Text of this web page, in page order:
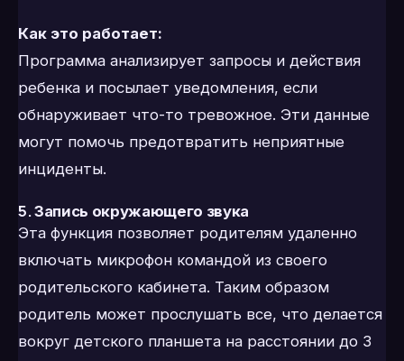
Как это работает:
Программа анализирует запросы и действия
ребенка и посылает уведомления, если
обнаруживает что-то тревожное. Эти данные
могут помочь предотвратить неприятные
инциденты.
5.Запись окружающего звука
Эта функция позволяет родителям удаленно
включать микрофон командой из своего
родительского кабинета. Таким образом
родитель может прослушать все, что делается
вокруг детского планшета на расстоянии до 3